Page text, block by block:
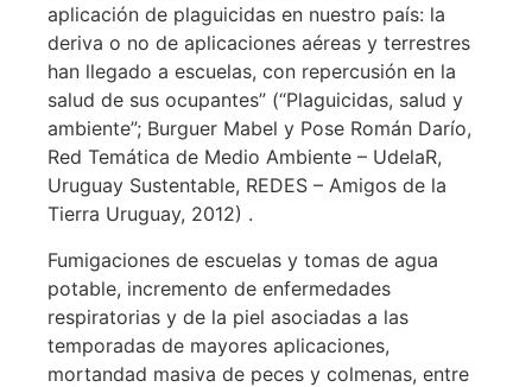
aplicación de plaguicidas en nuestro país: la
deriva o no de aplicaciones aéreas y terrestres
han llegado a escuelas, con repercusión en la
salud de sus ocupantes” (“Plaguicidas, salud y
ambiente”; Burguer Mabel y Pose Román Darío,
Red Temática de Medio Ambiente – UdelaR,
Uruguay Sustentable, REDES – Amigos de la
Tierra Uruguay, 2012) .
Fumigaciones de escuelas y tomas de agua
potable, incremento de enfermedades
respiratorias y de la piel asociadas a las
temporadas de mayores aplicaciones,
mortandad masiva de peces y colmenas, entre